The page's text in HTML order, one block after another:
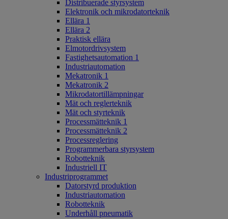
Distribuerade styrsystem
Elektronik och mikrodatorteknik
Ellära 1
Ellära 2
Praktisk ellära
Elmotordrivsystem
Fastighetsautomation 1
Industriautomation
Mekatronik 1
Mekatronik 2
Mikrodatortillämpningar
Mät och reglerteknik
Mät och styrteknik
Processmätteknik 1
Processmätteknik 2
Processreglering
Programmerbara styrsystem
Robotteknik
Industriell IT
Industriprogrammet
Datorstyrd produktion
Industriautomation
Robotteknik
Underhåll pneumatik